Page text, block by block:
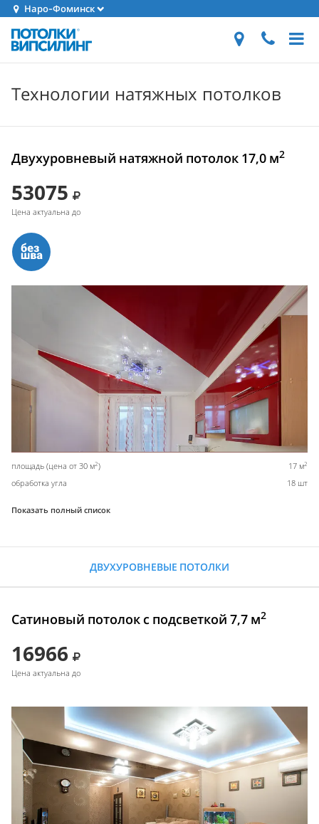
Наро-Фоминск
Технологии натяжных потолков
Двухуровневый натяжной потолок 17,0 м2
53075
Цена актуальна до
площадь (цена от 30 м2) 17 м2
обработка угла 18 шт
Показать полный список
ДВУХУРОВНЕВЫЕ ПОТОЛКИ
Сатиновый потолок с подсветкой 7,7 м2
16966
Цена актуальна до